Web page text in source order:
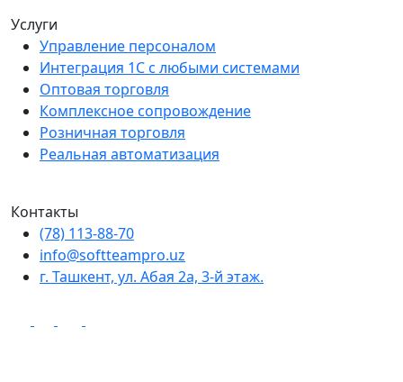
Услуги
Управление персоналом
Интеграция 1С с любыми системами
Оптовая торговля
Комплексное сопровождение
Розничная торговля
Реальная автоматизация
Контакты
(78) 113-88-70
info@softteampro.uz
г. Ташкент, ул. Абая 2а, 3-й этаж.